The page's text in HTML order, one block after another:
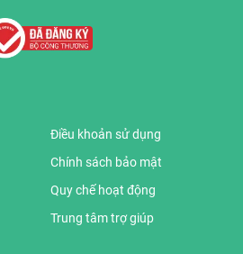
Điều khoản sử dụng
Chính sách bảo mật
Quy chế hoạt động
Trung tâm trợ giúp